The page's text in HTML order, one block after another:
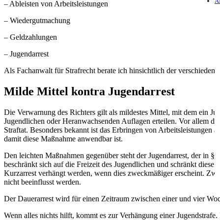
– Ableisten von Arbeitsleistungen
– Wiedergutmachung
– Geldzahlungen
– Jugendarrest
Als Fachanwalt für Strafrecht berate ich hinsichtlich der
Milde Mittel kontra Jugendarrest
Die Verwarnung des Richters gilt als mildestes Mittel, mit dem ein
Jugendlichen oder Heranwachsenden Auflagen erteilen. Vor allem
Straftat. Besonders bekannt ist das Erbringen von Arbeitsleistungen
damit diese Maßnahme anwendbar ist.
Den leichten Maßnahmen gegenüber steht der Jugendarrest, der in
beschränkt sich auf die Freizeit des Jugendlichen und schränkt
Kurzarrest verhängt werden, wenn dies zweckmäßiger erscheint.
nicht beeinflusst werden.
Der Dauerarrest wird für einen Zeitraum zwischen einer und vier
Wenn alles nichts hilft, kommt es zur Verhängung einer